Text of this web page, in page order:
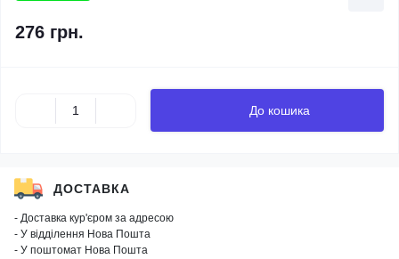
276 грн.
До кошика
ДОСТАВКА
- Доставка кур'єром за адресою
- У відділення Нова Пошта
- У поштомат Нова Пошта